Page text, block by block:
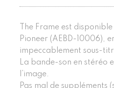
The Frame est
Pioneer (AEBD-10006),
impeccablement sous-
La bande-son en stéréo
l’image.
Pas mal de suppléments